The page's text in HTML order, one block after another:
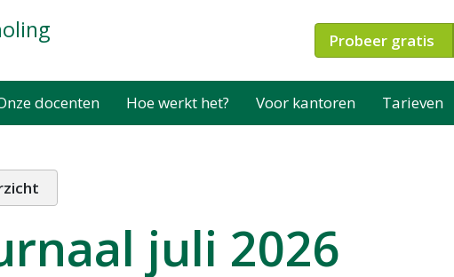
Probeer gratis
docenten Hoe werkt het? Voor kantoren Tarieven
juli 2026